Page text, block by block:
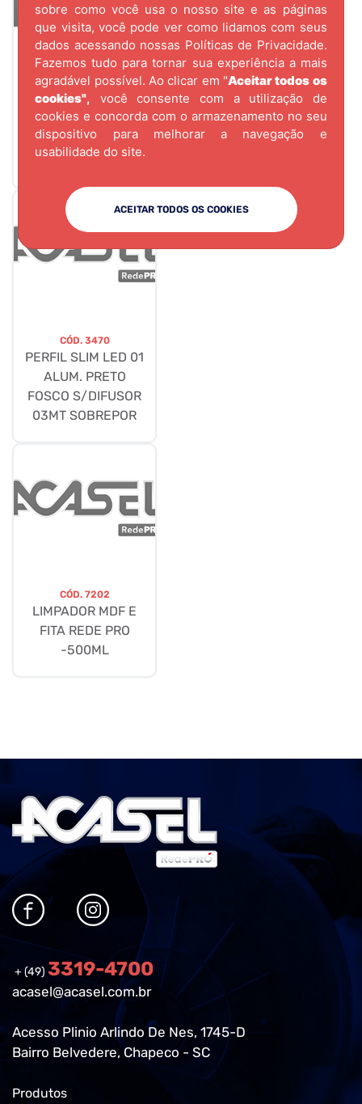
sobre como você usa o nosso site e as páginas
que visita, você pode ver como lidamos com seus
dados acessando nossas Políticas de Privacidade.
Fazemos tudo para tornar sua experiência a mais
agradável possível. Ao clicar em "Aceitar todos os
cookies", você consente com a utilização de
cookies e concorda com o armazenamento no seu
dispositivo para melhorar a navegação e
usabilidade do site.
ACEITAR TODOS OS COOKIES
CÓD. 1351
PUXADOR RITTO
ESCOVADO ARCHI-
032mm
CÓD. 3470
PERFIL SLIM LED 01
ALUM. PRETO
FOSCO S/DIFUSOR
03MT SOBREPOR
CÓD. 7202
LIMPADOR MDF E
FITA REDE PRO
-500ML
+ (49) 3319-4700
acasel@acasel.com.br
Acesso Plinio Arlindo De Nes, 1745-D
Bairro Belvedere, Chapeco - SC
Produtos